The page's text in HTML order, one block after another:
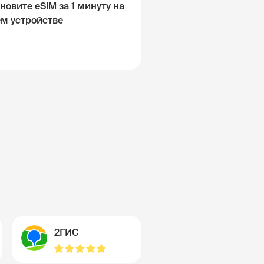
eSIM за 1 минуту на
устройстве
2ГИС